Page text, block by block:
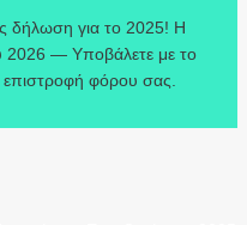
δήλωση για το 2025! Η
2026 — Υποβάλετε με το
επιστροφή φόρου σας.